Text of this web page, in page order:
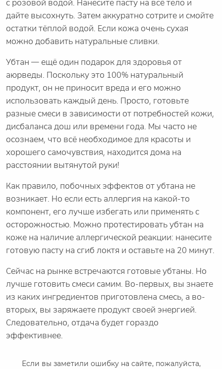
с розовой водой. Нанесите пасту на всё тело и
дайте высохнуть. Затем аккуратно сотрите и смойте
остатки тёплой водой. Если кожа очень сухая
можно добавить натуральные сливки.
Убтан — ещё один подарок для здоровья от
аюрведы. Поскольку это 100% натуральный
продукт, он не приносит вреда и его можно
использовать каждый день. Просто, готовьте
разные смеси в зависимости от потребностей кожи,
дисбаланса дош или времени года. Мы часто не
осознаем, что всё необходимое для красоты и
хорошего самочувствия, находится дома на
расстоянии вытянутой руки!
Как правило, побочных эффектов от убтана не
возникает. Но если есть аллергия на какой-то
компонент, его лучше избегать или применять с
осторожностью. Можно протестировать убтан на
коже на наличие аллергической реакции: нанесите
готовую пасту на сгиб локтя и оставьте на 20 минут.
Сейчас на рынке встречаются готовые убтаны. Но
лучше готовить смеси самим. Во-первых, вы знаете
из каких ингредиентов приготовлена смесь, а во-
вторых, вы заряжаете продукт своей энергией.
Следовательно, отдача будет гораздо
эффективнее.
Если вы заметили ошибку на сайте, пожалуйста,